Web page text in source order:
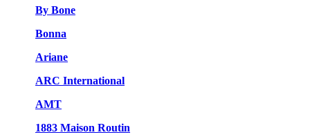
By Bone
Bonna
Ariane
ARC International
AMT
1883 Maison Routin